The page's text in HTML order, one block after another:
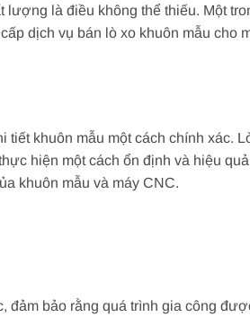
là điều không thể thiếu. Một
dịch vụ bán lò xo khuôn mẫu cho
khuôn mẫu một cách chính xác.
hiện một cách ổn định và hiệu
khuôn mẫu và máy CNC.
đảm bảo rằng quá trình gia công